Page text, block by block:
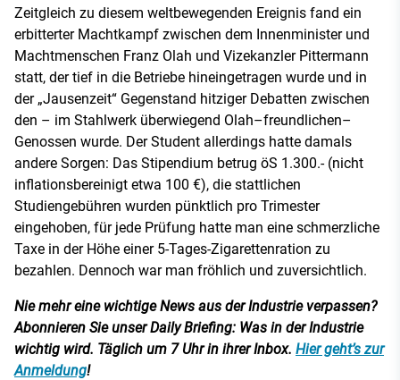
Zeitgleich zu diesem weltbewegenden Ereignis fand ein
erbitterter Machtkampf zwischen dem Innenminister und
Machtmenschen Franz Olah und Vizekanzler Pittermann
statt, der tief in die Betriebe hineingetragen wurde und in
der „Jausenzeit“ Gegenstand hitziger Debatten zwischen
den – im Stahlwerk überwiegend Olah–freundlichen–
Genossen wurde. Der Student allerdings hatte damals
andere Sorgen: Das Stipendium betrug öS 1.300.- (nicht
inflationsbereinigt etwa 100 €), die stattlichen
Studiengebühren wurden pünktlich pro Trimester
eingehoben, für jede Prüfung hatte man eine schmerzliche
Taxe in der Höhe einer 5-Tages-Zigarettenration zu
bezahlen. Dennoch war man fröhlich und zuversichtlich.
Nie mehr eine wichtige News aus der Industrie verpassen?
Abonnieren Sie unser Daily Briefing: Was in der Industrie
wichtig wird. Täglich um 7 Uhr in ihrer Inbox. Hier geht’s zur
Anmeldung!